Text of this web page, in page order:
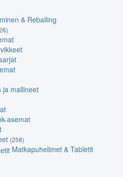
& Reballing
ja mallineet
asemat
(258)
Matkapuhelimet & Tabletit